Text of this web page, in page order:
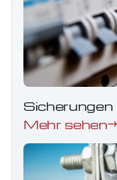
Sicherungen
Mehr sehen